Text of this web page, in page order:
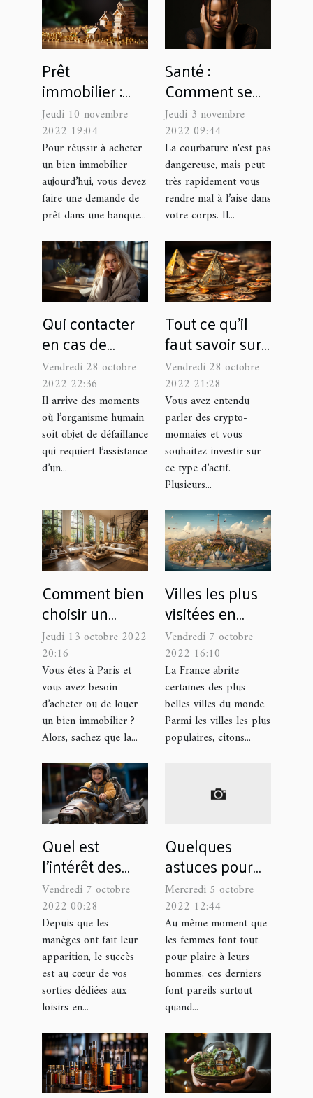
Prêt
immobilier :
quelques
conseils pour
maximiser vos
chances de
l’obtenir
Jeudi 10 novembre
2022 19:04
Pour réussir à acheter
un bien immobilier
aujourd’hui, vous devez
faire une demande de
prêt dans une banque...
Santé :
Comment se
débarrasser
des
courbatures
rapidement ?
Jeudi 3 novembre
2022 09:44
La courbature n'est pas
dangereuse, mais peut
très rapidement vous
rendre mal à l’aise dans
votre corps. Il...
Qui contacter
en cas de
malaise ?
Vendredi 28 octobre
2022 22:36
Il arrive des moments
où l’organisme humain
soit objet de défaillance
qui requiert l’assistance
d’un...
Tout ce qu'il
faut savoir sur
l'échange de
crypto-
monnaies
Vendredi 28 octobre
2022 21:28
Vous avez entendu
parler des crypto-
monnaies et vous
souhaitez investir sur
ce type d’actif.
Plusieurs...
Comment bien
choisir un
chasseur
d’appartement
à Paris ?old
Jeudi 13 octobre 2022
20:16
Vous êtes à Paris et
vous avez besoin
d’acheter ou de louer
un bien immobilier ?
Alors, sachez que la...
Villes les plus
visitées en
France
Vendredi 7 octobre
2022 16:10
La France abrite
certaines des plus
belles villes du monde.
Parmi les villes les plus
populaires, citons...
Quel est
l’intérêt des
manèges pour
enfant ?
Vendredi 7 octobre
2022 00:28
Depuis que les
manèges ont fait leur
apparition, le succès
est au cœur de vos
sorties dédiées aux
loisirs en...
Quelques
astuces pour
agrandir son
pénis sans
exercices
Mercredi 5 octobre
2022 12:44
Au même moment que
les femmes font tout
pour plaire à leurs
hommes, ces derniers
font pareils surtout
quand...